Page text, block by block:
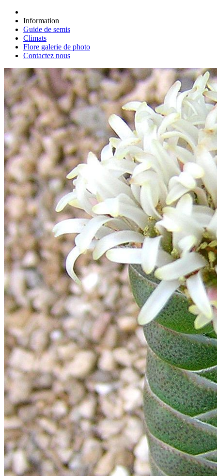
Information
Guide de semis
Climats
Flore galerie de photo
Contactez nous